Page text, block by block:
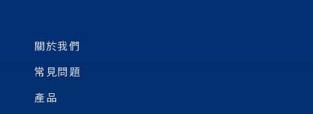
關於我們
常見問題
產品